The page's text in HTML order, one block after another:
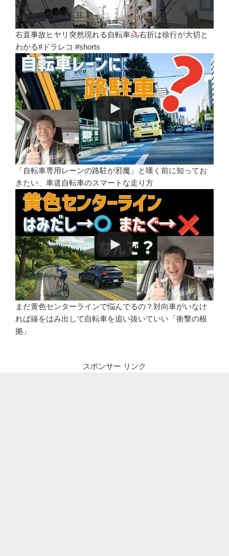
右直事故ヒヤリ突然現れる自転車
右折は徐行が大切と
わかる#ドラレコ #shorts
「自転車専用レーンの路駐が邪魔」と嘆く前に知ってお
きたい、車道自転車のスマートな走り方
まだ黄色センターラインで悩んでるの？対向車がいなけ
れば線をはみ出して自転車を追い抜いていい「衝撃の根
拠」
スポンサー リンク